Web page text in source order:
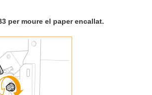
per moure el paper encallat.